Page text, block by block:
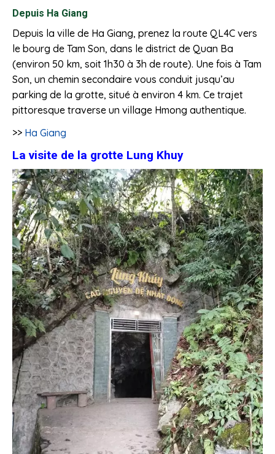
Depuis Ha Giang
Depuis la ville de Ha Giang, prenez la route QL4C vers
le bourg de Tam Son, dans le district de Quan Ba
(environ 50 km, soit 1h30 à 3h de route). Une fois à Tam
Son, un chemin secondaire vous conduit jusqu’au
parking de la grotte, situé à environ 4 km. Ce trajet
pittoresque traverse un village Hmong authentique.
>> Ha Giang
La visite de la grotte Lung Khuy